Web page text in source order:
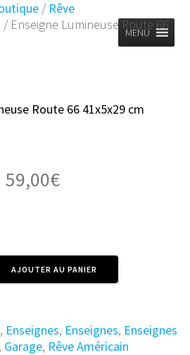
Skip
to
MENU
/ Rêve
/ Enseigne Lumineuse Route 66
Route 66 41x5x29 cm
59,00€
AJOUTER AU PANIER
, Enseignes, Enseignes, Enseignes
, Garage, Rêve Américain